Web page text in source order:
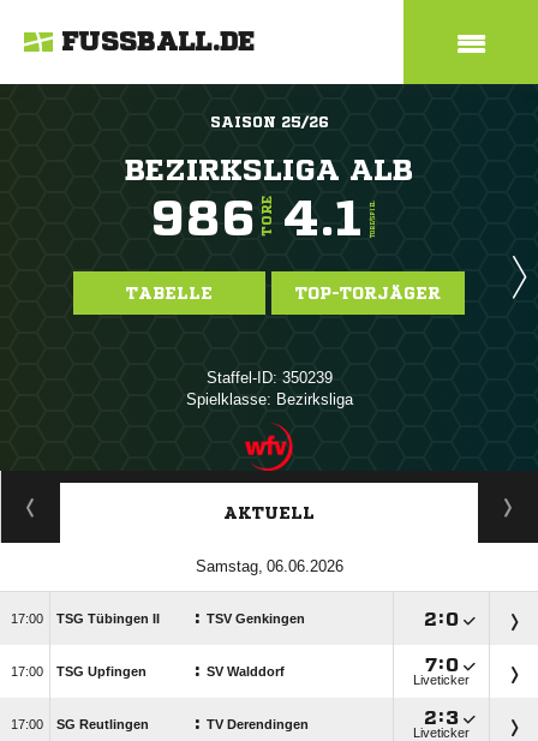
FUSSBALL.DE
SAISON 25/26
BEZIRKSLIGA ALB
986 TORE 4.1 TORE/SPIEL
TABELLE TOP-TORJÄGER
Staffel-ID: 350239
Spielklasse: Bezirksliga
ANZEIGE
AKTUELL
 
 TSG Tübingen II : TSV Genkingen :
 TSG Upfingen : SV Walddorf :
Liveticker
 SG Reutlingen : TV Derendingen :
Liveticker